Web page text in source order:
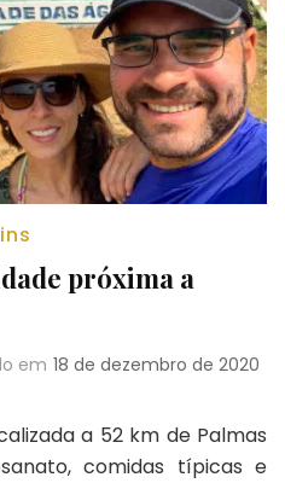
próxima a
em 18 de dezembro de 2020
a 52 km de Palmas
comidas típicas e